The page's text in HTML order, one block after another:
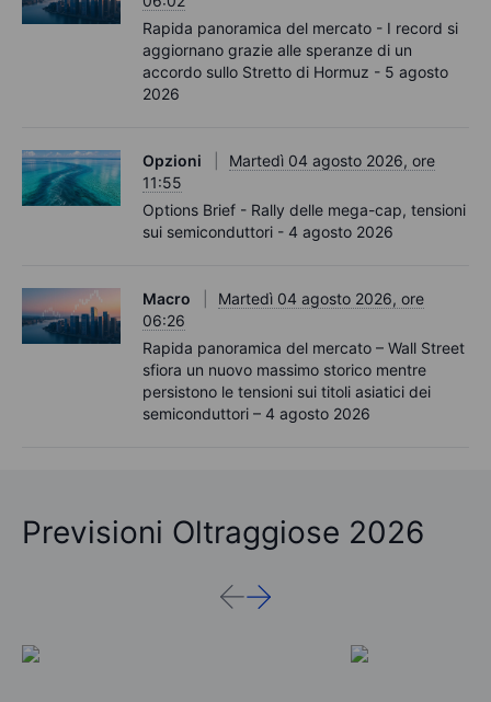
Rapida panoramica del mercato - I record si
aggiornano grazie alle speranze di un
accordo sullo Stretto di Hormuz - 5 agosto
2026
Opzioni
Martedì 04 agosto 2026, ore
11:55
Options Brief - Rally delle mega-cap, tensioni
sui semiconduttori - 4 agosto 2026
Macro
Martedì 04 agosto 2026, ore
06:26
Rapida panoramica del mercato – Wall Street
sfiora un nuovo massimo storico mentre
persistono le tensioni sui titoli asiatici dei
semiconduttori – 4 agosto 2026
Previsioni Oltraggiose 2026